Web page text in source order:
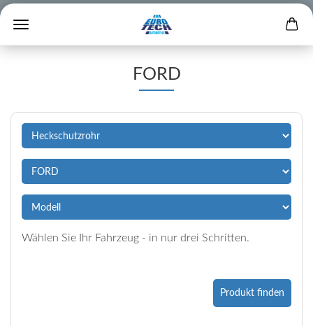
FORD
Wählen Sie Ihr Fahrzeug - in nur drei Schritten.
Produkt finden